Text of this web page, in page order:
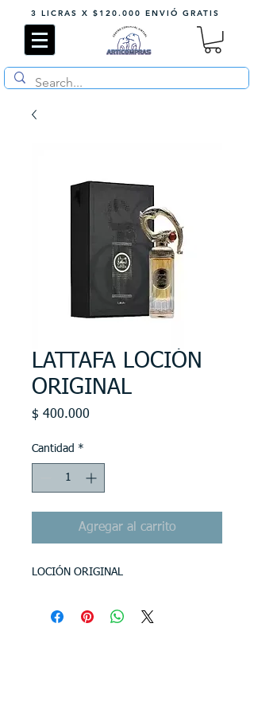
3 LICRAS X $120.000 ENVIÓ GRATIS
LATTAFA LOCIÓN
ORIGINAL
$ 400.000
Cantidad *
Agregar al carrito
LOCIÓN ORIGINAL